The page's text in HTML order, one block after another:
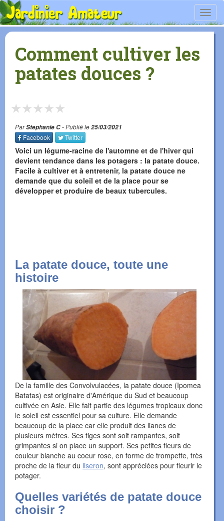
Comment cultiver les
patates douces ?
★
★
★
★
★
ParStephanie C- Publié le25/03/2021
Facebook
Twitter
Voici un légume-racine de l'automne et de l'hiver qui
devient tendance dans les potagers : la patate douce.
Facile à cultiver et à entretenir, la patate douce ne
demande que du soleil et de la place pour se
développer et produire de beaux tubercules.
La patate douce, toute une
histoire
De la famille des Convolvulacées, la patate douce (Ipomea
Batatas) est originaire d'Amérique du Sud et beaucoup
cultivée en Asie. Elle fait partie des légumes tropicaux donc
le soleil est essentiel pour sa culture. Elle demande
beaucoup de la place car elle produit des lianes de
plusieurs mètres. Ses tiges sont soit rampantes, soit
grimpantes si on place un support. Ses petites fleurs de
couleur blanche au coeur rose, en forme de trompette, très
proche de la fleur du liseron, sont appréciées pour fleurir le
potager.
Quelles variétés de patate douce
choisir ?